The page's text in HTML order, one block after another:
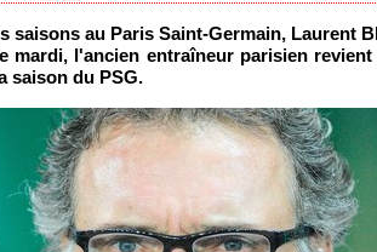
saisons au Paris Saint-Germain, Laurent
mardi, l'ancien entraîneur parisien
saison du PSG.